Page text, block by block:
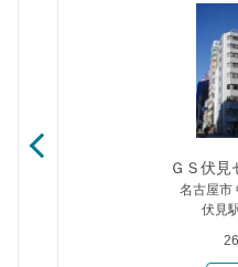
ＧＳ伏見
名古屋市
伏見